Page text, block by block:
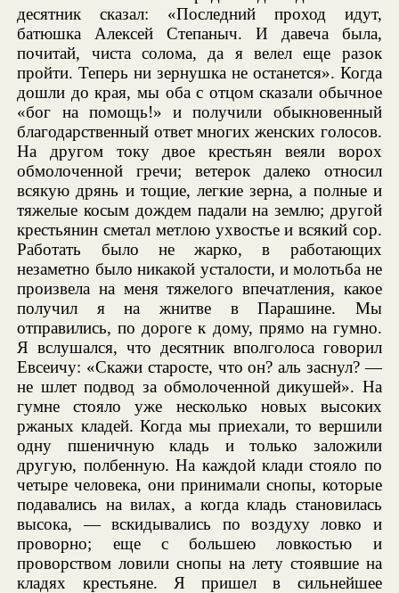
десятник сказал: «Последний проход идут,
батюшка Алексей Степаныч. И давеча была,
почитай, чиста солома, да я велел еще разок
пройти. Теперь ни зернушка не останется». Когда
дошли до края, мы оба с отцом сказали обычное
«бог на помощь!» и получили обыкновенный
благодарственный ответ многих женских голосов.
На другом току двое крестьян веяли ворох
обмолоченной гречи; ветерок далеко относил
всякую дрянь и тощие, легкие зерна, а полные и
тяжелые косым дождем падали на землю; другой
крестьянин сметал метлою ухвостье и всякий сор.
Работать было не жарко, в работающих
незаметно было никакой усталости, и молотьба не
произвела на меня тяжелого впечатления, какое
получил я на жнитве в Парашине. Мы
отправились, по дороге к дому, прямо на гумно.
Я вслушался, что десятник вполголоса говорил
Евсеичу: «Скажи старосте, что он? аль заснул? —
не шлет подвод за обмолоченной дикушей». На
гумне стояло уже несколько новых высоких
ржаных кладей. Когда мы приехали, то вершили
одну пшеничную кладь и только заложили
другую, полбенную. На каждой клади стояло по
четыре человека, они принимали снопы, которые
подавались на вилах, а когда кладь становилась
высока, — вскидывались по воздуху ловко и
проворно; еще с большею ловкостью и
проворством ловили снопы на лету стоявшие на
кладях крестьяне. Я пришел в сильнейшее